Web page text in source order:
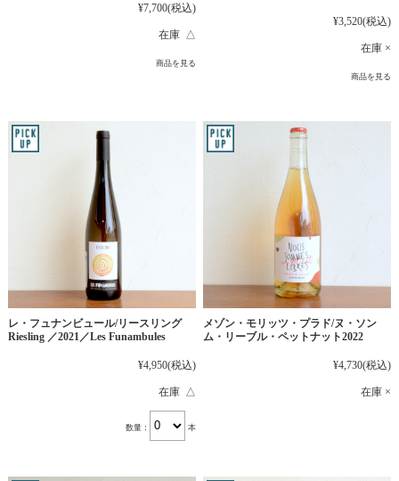
¥7,700(税込)
在庫 △
商品を見る
¥3,520(税込)
在庫 ×
商品を見る
レ・フュナンビュール/リースリング
Riesling ／2021／Les Funambules
¥4,950(税込)
在庫 △
数量： 本
メゾン・モリッツ・プラド/ヌ・ソン
ム・リーブル・ペットナット2022
¥4,730(税込)
在庫 ×